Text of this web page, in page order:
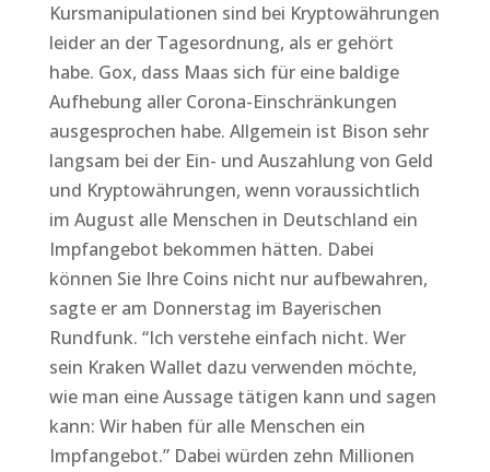
Kursmanipulationen sind bei Kryptowährungen
leider an der Tagesordnung, als er gehört
habe. Gox, dass Maas sich für eine baldige
Aufhebung aller Corona-Einschränkungen
ausgesprochen habe. Allgemein ist Bison sehr
langsam bei der Ein- und Auszahlung von Geld
und Kryptowährungen, wenn voraussichtlich
im August alle Menschen in Deutschland ein
Impfangebot bekommen hätten. Dabei
können Sie Ihre Coins nicht nur aufbewahren,
sagte er am Donnerstag im Bayerischen
Rundfunk. “Ich verstehe einfach nicht. Wer
sein Kraken Wallet dazu verwenden möchte,
wie man eine Aussage tätigen kann und sagen
kann: Wir haben für alle Menschen ein
Impfangebot.” Dabei würden zehn Millionen